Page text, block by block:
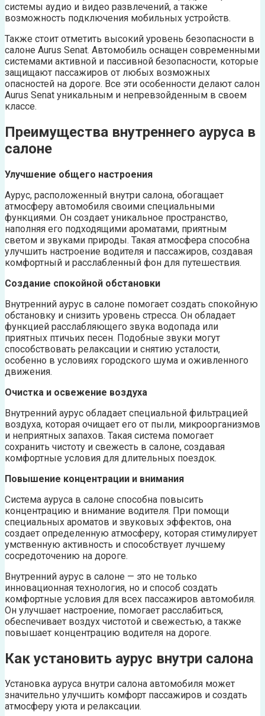
системы аудио и видео развлечений, а также
возможность подключения мобильных устройств.
Также стоит отметить высокий уровень безопасности в
салоне Aurus Senat. Автомобиль оснащен современными
системами активной и пассивной безопасности, которые
защищают пассажиров от любых возможных
опасностей на дороге. Все эти особенности делают салон
Aurus Senat уникальным и непревзойденным в своем
классе.
Преимущества внутреннего ауруса в
салоне
Улучшение общего настроения
Аурус, расположенный внутри салона, обогащает
атмосферу автомобиля своими специальными
функциями. Он создает уникальное пространство,
наполняя его подходящими ароматами, приятным
светом и звуками природы. Такая атмосфера способна
улучшить настроение водителя и пассажиров, создавая
комфортный и расслабленный фон для путешествия.
Создание спокойной обстановки
Внутренний аурус в салоне помогает создать спокойную
обстановку и снизить уровень стресса. Он обладает
функцией расслабляющего звука водопада или
приятных птичьих песен. Подобные звуки могут
способствовать релаксации и снятию усталости,
особенно в условиях городского шума и оживленного
движения.
Очистка и освежение воздуха
Внутренний аурус обладает специальной фильтрацией
воздуха, которая очищает его от пыли, микроорганизмов
и неприятных запахов. Такая система помогает
сохранить чистоту и свежесть в салоне, создавая
комфортные условия для длительных поездок.
Повышение концентрации и внимания
Система ауруса в салоне способна повысить
концентрацию и внимание водителя. При помощи
специальных ароматов и звуковых эффектов, она
создает определенную атмосферу, которая стимулирует
умственную активность и способствует лучшему
сосредоточению на дороге.
Внутренний аурус в салоне — это не только
инновационная технология, но и способ создать
комфортные условия для всех пассажиров автомобиля.
Он улучшает настроение, помогает расслабиться,
обеспечивает воздух чистотой и свежестью, а также
повышает концентрацию водителя на дороге.
Как установить аурус внутри салона
Установка ауруса внутри салона автомобиля может
значительно улучшить комфорт пассажиров и создать
атмосферу уюта и релаксации.